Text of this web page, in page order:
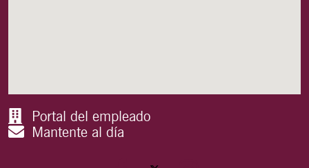
Portal del empleado
Mantente al día